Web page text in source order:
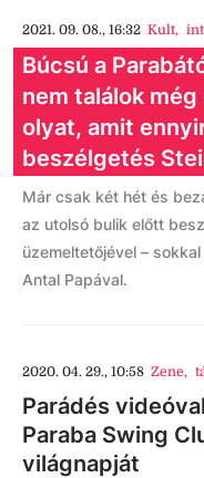
2021. 09. 08., 16:32 Kult,
Búcsú a
nem találok
olyat, amit
beszélgetés
Már csak két hét és
az utolsó bulik előtt
üzemeltetőjével –
Antal Papával.
2020. 04. 29., 10:58 Zene,
Parádés
Paraba Swing
világnapját